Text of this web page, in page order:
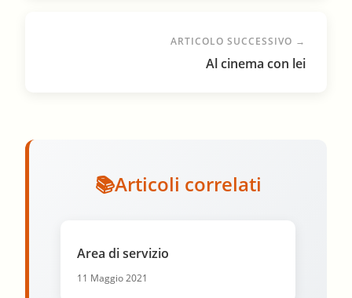
ARTICOLO SUCCESSIVO →
Al cinema con lei
Articoli correlati
Area di servizio
11 Maggio 2021